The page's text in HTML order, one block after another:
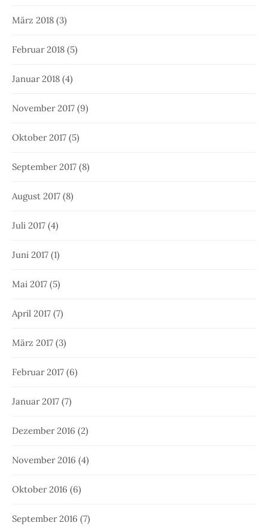
März 2018 (3)
Februar 2018 (5)
Januar 2018 (4)
November 2017 (9)
Oktober 2017 (5)
September 2017 (8)
August 2017 (8)
Juli 2017 (4)
Juni 2017 (1)
Mai 2017 (5)
April 2017 (7)
März 2017 (3)
Februar 2017 (6)
Januar 2017 (7)
Dezember 2016 (2)
November 2016 (4)
Oktober 2016 (6)
September 2016 (7)